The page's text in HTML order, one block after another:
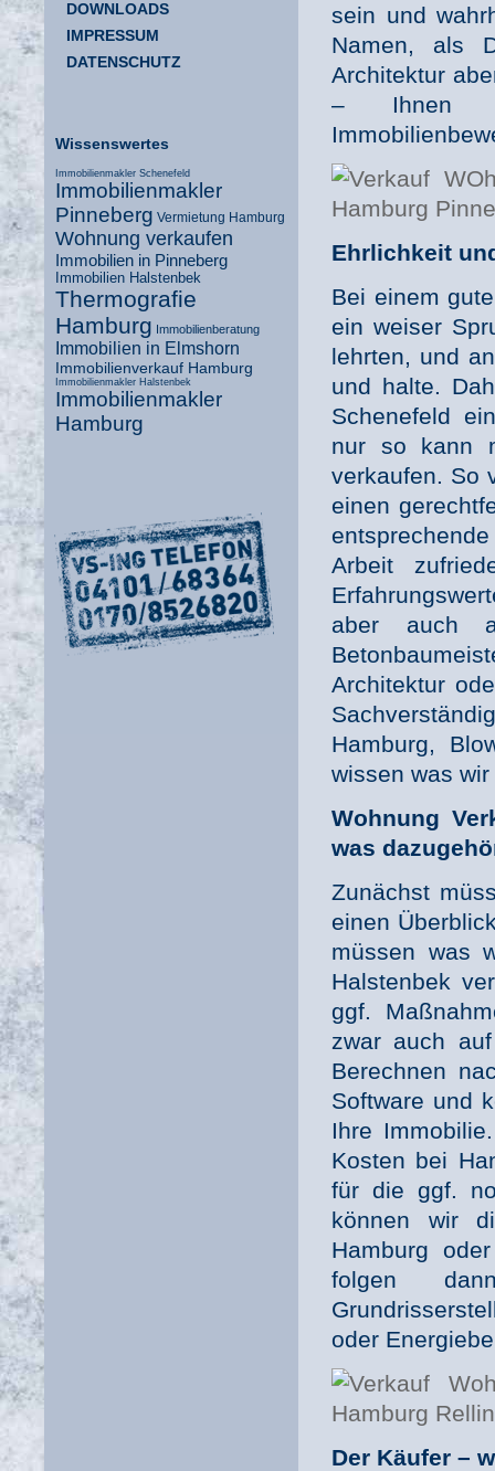
sein und
Namen, als
Architektur
– Ihnen
Ehrlichkeit
Bei einem
ein weiser
lehrten, und
und halte.
Schenefeld
nur so kann
verkaufen. So
einen
Arbeit
aber auch
Architektur
Hamburg,
wissen was
Wohnung
was
Zunächst
einen
müssen was
Halstenbek
ggf.
zwar auch
Berechnen
Software und
Ihre
Kosten bei
für die ggf.
können wir
Hamburg
folgen
oder
Der Käufer –
DOWNLOADS
IMPRESSUM
DATENSCHUTZ
Wissenswertes
Immobilienmakler Schenefeld
Immobilienmakler
Pinneberg Vermietung Hamburg
Wohnung verkaufen
Immobilien in Pinneberg
Immobilien Halstenbek
Thermografie
Hamburg Immobilienberatung
Immobilien in Elmshorn
Immobilienverkauf Hamburg
Immobilienmakler Halstenbek
Immobilienmakler
Hamburg